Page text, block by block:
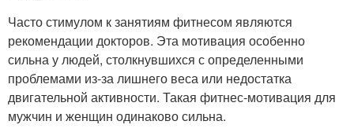
Часто стимулом к занятиям фитнесом являются
рекомендации докторов. Эта мотивация особенно
сильна у людей, столкнувшихся с определенными
проблемами из-за лишнего веса или недостатка
двигательной активности. Такая фитнес-мотивация для
мужчин и женщин одинаково сильна.